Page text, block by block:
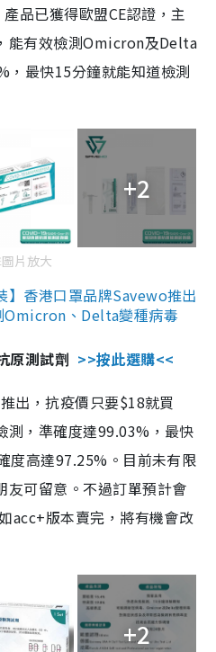
品已獲得歐盟CE認證，主
能有效檢測Omicron及Delta
，最快15分鐘就能知道檢測
+2
片放大
】香港口罩品牌Savewo推出
Omicron、Delta變種病毒
原測試劑 >>按此選購<<
出，抗疫價只要$18就買
測，準確度達99.03%，最快
度高達97.25%。目前未有限
友可留意。不過訂單預計會
acc+版本賣完，將有機會改
+2